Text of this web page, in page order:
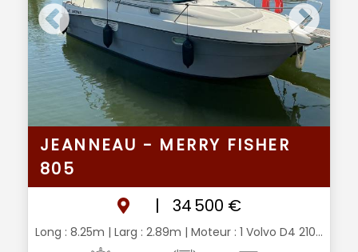
JEANNEAU - MERRY FISHER
805
|
34 500 €
Long : 8.25m | Larg : 2.89m | Moteur : 1 Volvo D4 210...